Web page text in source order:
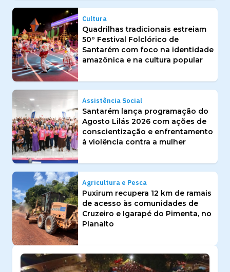
Cultura
Quadrilhas tradicionais estreiam
50º Festival Folclórico de
Santarém com foco na identidade
amazônica e na cultura popular
Assistência Social
Santarém lança programação do
Agosto Lilás 2026 com ações de
conscientização e enfrentamento
à violência contra a mulher
Agricultura e Pesca
Puxirum recupera 12 km de ramais
de acesso às comunidades de
Cruzeiro e Igarapé do Pimenta, no
Planalto